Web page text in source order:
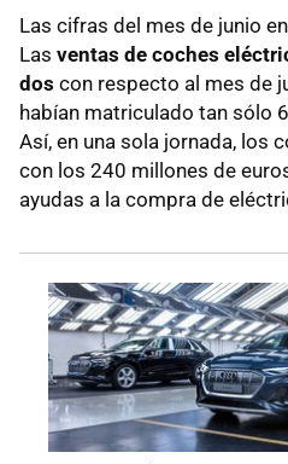
Las cifras del mes de junio
Las ventas de coches
dos con respecto al mes de
habían matriculado tan sólo
Así, en una sola jornada, los
con los 240 millones de
ayudas a la compra de